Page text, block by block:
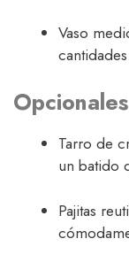
Vaso
Opcionales
Tarro de
un batido
Pajitas